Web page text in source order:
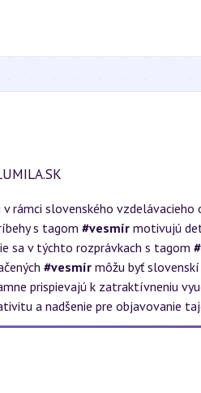
slovenského vzdelávacieho
s tagom #vesmír motivujú
sa v týchto rozprávkach s tagom
#vesmír môžu byť
prispievajú k zatraktívneniu
a nadšenie pre objavovanie